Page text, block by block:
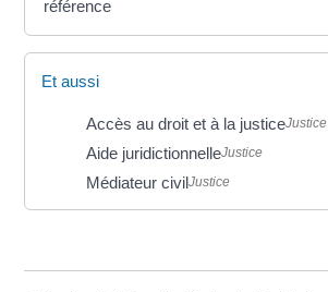
référence
Et aussi
Accès au droit et à la justiceJustice
Aide juridictionnelleJustice
Médiateur civilJustice